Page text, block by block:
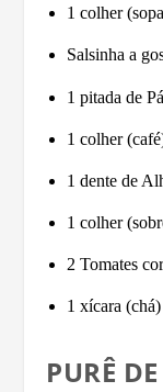
1 colher
Salsinha a
1 pitada de
1 colher
1 dente de
1 colher
2 Tomates
1 xícara
PURÊ